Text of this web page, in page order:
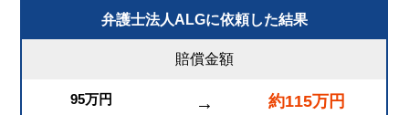
弁護士法人ALGに依頼した結果
賠償金額
95万円 → 約115万円